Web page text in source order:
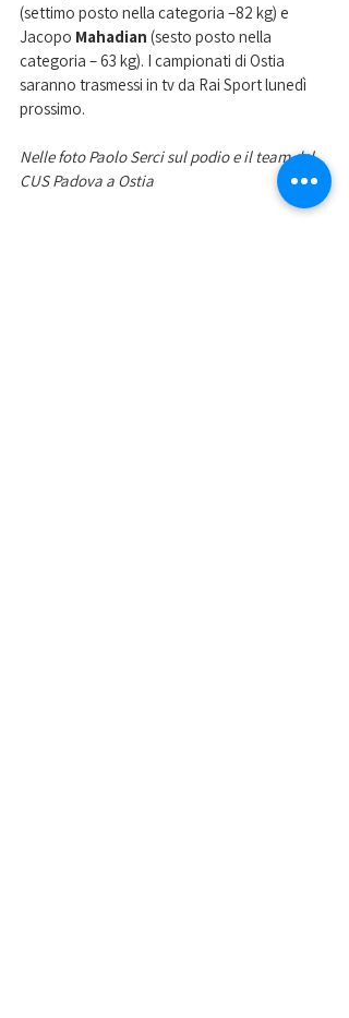
(settimo posto nella categoria –82 kg) e
Jacopo Mahadian (sesto posto nella
categoria – 63 kg). I campionati di Ostia
saranno trasmessi in tv da Rai Sport lunedì
prossimo.
Nelle foto Paolo Serci sul podio e il team del
CUS Padova a Ostia